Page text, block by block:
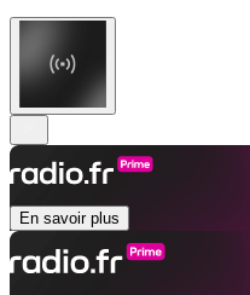
En savoir plus